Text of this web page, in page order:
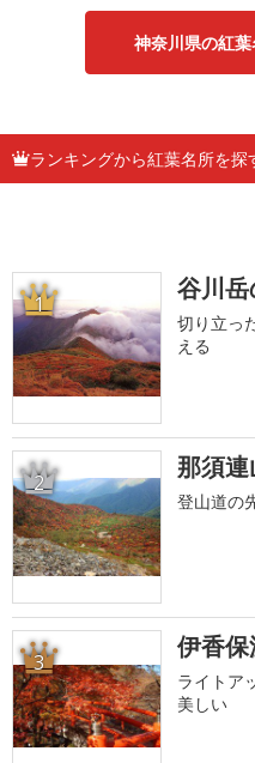
神奈川県の紅
ランキングから紅葉名所を探
1 谷川
切り立っ
える
2 那須
登山道の
3 伊香
ライトア
美しい